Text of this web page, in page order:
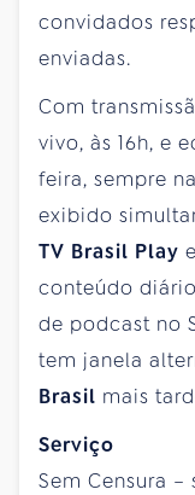
convidados
enviadas.
Com
vivo, às 16h, e
feira, sempre
exibido
TV Brasil Play
conteúdo
de podcast no
tem janela
Brasil mais
Serviço
Sem Censura –